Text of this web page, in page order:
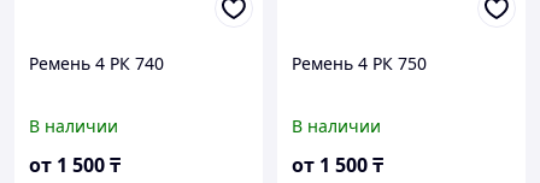
Ремень 4 РК 740
В наличии
от 1 500₸
Ремень 4 РК 750
В наличии
от 1 500₸